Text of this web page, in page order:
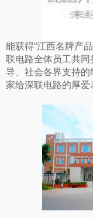
能获得“江西名牌产
联电路全体员工共
导、社会各界支持
家给深联电路的厚爱